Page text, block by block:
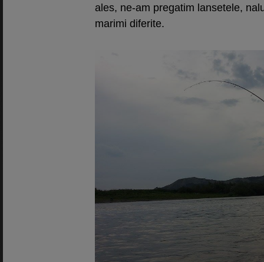
ales, ne-am pregatim lansetele,
marimi diferite.